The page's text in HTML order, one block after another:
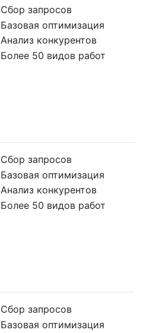
Сбор запросов
Базовая оптимизация
Анализ конкурентов
Более 50 видов работ
Сбор запросов
Базовая оптимизация
Анализ конкурентов
Более 50 видов работ
Сбор запросов
Базовая оптимизация